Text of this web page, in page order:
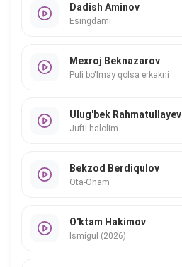
Dadish Aminov
Esingdami
Mexroj Beknazarov
Puli bo'lmay qolsa erkakni
Ulug'bek Rahmatullayev
Jufti halolim
Bekzod Berdiqulov
Ota-Onam
O'ktam Hakimov
Ismigul (2026)